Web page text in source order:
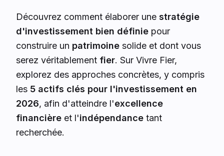
Découvrez comment élaborer une stratégie
d'investissement bien définie pour
construire un patrimoine solide et dont vous
serez véritablement fier. Sur Vivre Fier,
explorez des approches concrètes, y compris
les 5 actifs clés pour l'investissement en
2026, afin d'atteindre l'excellence
financière et l'indépendance tant
recherchée.